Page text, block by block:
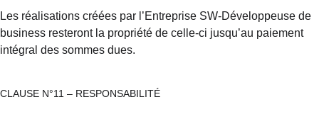
Les réalisations créées par l’Entreprise SW-Développeuse de
business resteront la propriété de celle-ci jusqu’au paiement
intégral des sommes dues.
CLAUSE N°11 – RESPONSABILITÉ